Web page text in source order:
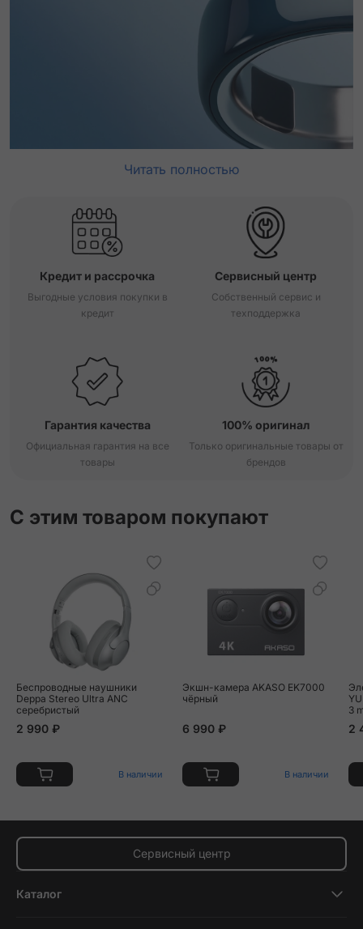
Читать полностью
Кредит и рассрочка
Выгодные условия покупки в
кредит
Сервисный центр
Собственный сервис и
техподдержка
Гарантия качества
Официальная гарантия на все
товары
100% оригинал
Только оригинальные товары от
брендов
С этим товаром покупают
Беспроводные наушники
Deppa Stereo Ultra ANC
серебристый
2 990 ₽
В наличии
Экшн-камера AKASO EK7000
чёрный
6 990 ₽
В наличии
3
2
Сервисный центр
Каталог